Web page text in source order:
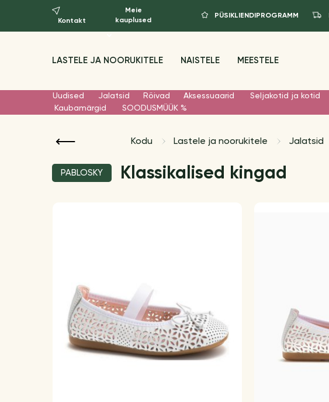
Kontakt
Meie
kauplused
PÜSIKLIENDIPROGRAMM
LASTELE JA NOORUKITELE NAISTELE MEESTELE
Uudised Jalatsid Rõivad Aksessuaarid Seljakotid ja kotid
Kaubamärgid
SOODUSMÜÜK %
Kodu Lastele ja noorukitele Jalatsid
PABLOSKY Klassikalised kingad